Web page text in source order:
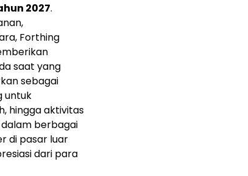
2027.
Forthing
saat yang
sebagai
untuk
hingga aktivitas
berbagai
di pasar luar
dari para